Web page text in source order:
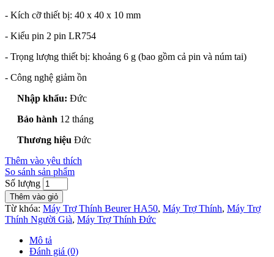
- Kích cỡ thiết bị: 40 x 40 x 10 mm
- Kiểu pin 2 pin LR754
- Trọng lượng thiết bị: khoảng 6 g (bao gồm cả pin và núm tai)
- Công nghệ giảm ồn
Nhập khẩu: Đức
Bảo hành 12 tháng
Thương hiệu Đức
Thêm vào yêu thích
So sánh sản phẩm
Số lượng
Thêm vào giỏ
Từ khóa: Máy Trợ Thính Beurer HA50, Máy Trợ Thính, Máy Trợ
Thính Người Già, Máy Trợ Thính Đức
Mô tả
Đánh giá (0)